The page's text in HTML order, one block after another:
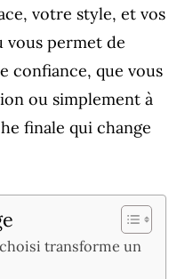
votre style, et vos
vous permet de
confiance, que vous
ou simplement à
finale qui change
transforme un